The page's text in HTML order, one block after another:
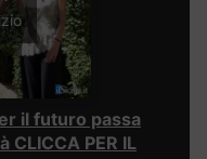
il futuro passa
PER IL